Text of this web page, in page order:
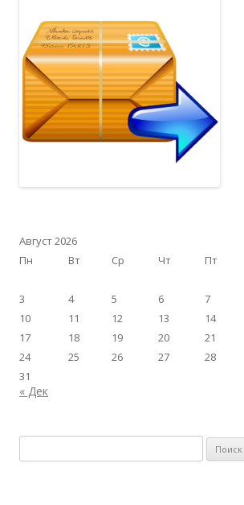
Август 2026
Пн
Вт Ср Чт Пт
3
4 5 6 7
10
11 12 13 14
17
18 19 20 21
24
25 26 27 28
31
« Дек